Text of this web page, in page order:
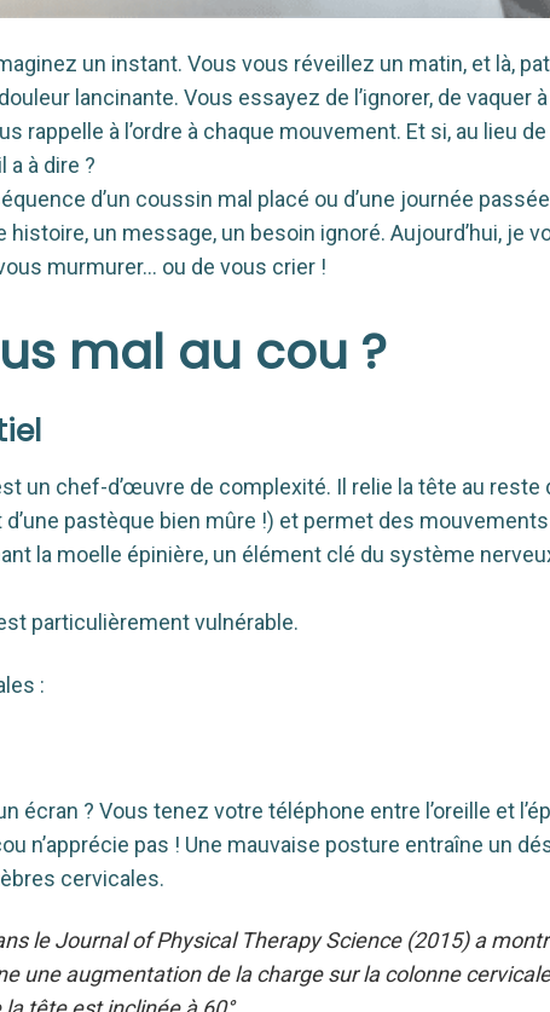
un instant. Vous vous réveillez un matin, et là,
lancinante. Vous essayez de l’ignorer, de vaquer
rappelle à l’ordre à chaque mouvement. Et si, au lieu
a à dire ?
d’un coussin mal placé ou d’une journée
un message, un besoin ignoré. Aujourd’hui, je
murmurer… ou de vous crier !
mal au cou ?
un chef-d’œuvre de complexité. Il relie la tête au reste
d’une pastèque bien mûre !) et permet des
la moelle épinière, un élément clé du système
particulièrement vulnérable.
:
? Vous tenez votre téléphone entre l’oreille et
n’apprécie pas ! Une mauvaise posture entraîne un
cervicales.
le Journal of Physical Therapy Science (2015) a
une augmentation de la charge sur la colonne